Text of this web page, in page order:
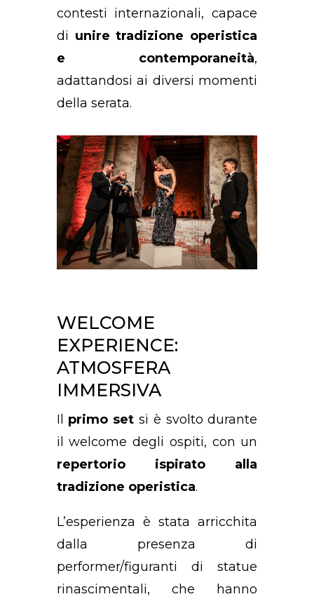
contesti internazionali, capace
di unire tradizione operistica
e contemporaneità,
adattandosi ai diversi momenti
della serata.
WELCOME
EXPERIENCE:
ATMOSFERA
IMMERSIVA
Il primo set si è svolto durante
il welcome degli ospiti, con un
repertorio ispirato alla
tradizione operistica.
L’esperienza è stata arricchita
dalla presenza di
performer/figuranti di statue
rinascimentali, che hanno